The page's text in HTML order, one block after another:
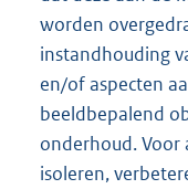
worden
instandhouding
en/of aspecten
beeldbepalend
onderhoud.
isoleren,